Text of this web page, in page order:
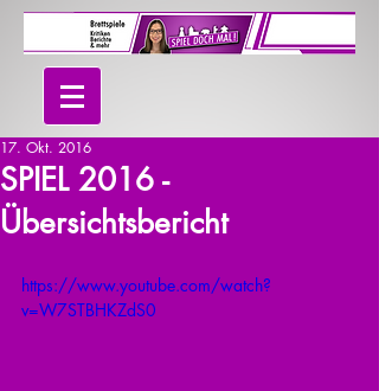
SPIEL 2016 -
Übersichtsbericht
17. Okt. 2016
https://www.youtube.com/watch?
v=W7STBHKZdS0